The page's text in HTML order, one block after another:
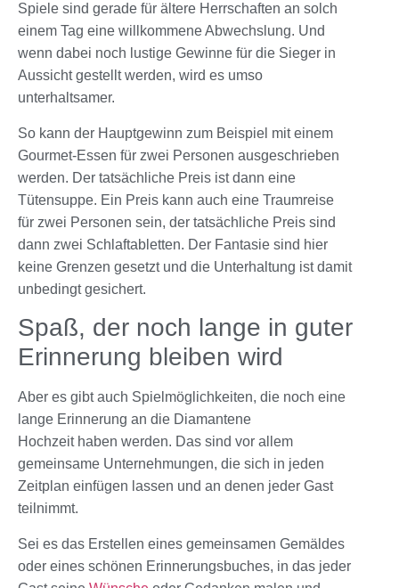
Spiele sind gerade für ältere Herrschaften an solch
einem Tag eine willkommene Abwechslung. Und
wenn dabei noch lustige Gewinne für die Sieger in
Aussicht gestellt werden, wird es umso
unterhaltsamer.
So kann der Hauptgewinn zum Beispiel mit einem
Gourmet-Essen für zwei Personen ausgeschrieben
werden. Der tatsächliche Preis ist dann eine
Tütensuppe. Ein Preis kann auch eine Traumreise
für zwei Personen sein, der tatsächliche Preis sind
dann zwei Schlaftabletten. Der Fantasie sind hier
keine Grenzen gesetzt und die Unterhaltung ist damit
unbedingt gesichert.
Spaß, der noch lange in guter
Erinnerung bleiben wird
Aber es gibt auch Spielmöglichkeiten, die noch eine
lange Erinnerung an die Diamantene
Hochzeithaben werden. Das sind vor allem
gemeinsame Unternehmungen, die sich in jeden
Zeitplan einfügen lassen und an denen jeder Gast
teilnimmt.
Sei es das Erstellen eines gemeinsamen Gemäldes
oder eines schönen Erinnerungsbuches, in das jeder